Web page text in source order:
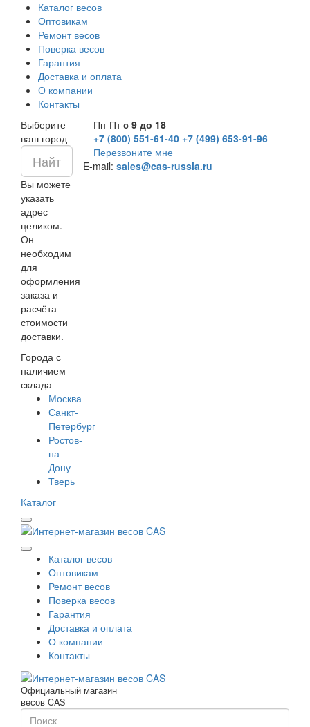
Каталог весов
Оптовикам
Ремонт весов
Поверка весов
Гарантия
Доставка и оплата
О компании
Контакты
Выберите
ваш город
Вы можете
указать
адрес
целиком.
Он
необходим
для
оформления
заказа и
расчёта
стоимости
доставки.
Города с
наличием
склада
Москва
Санкт-
Петербург
Ростов-
на-
Дону
Тверь
Пн-Птс 9 до 18
+7 (800) 551-61-40 +7 (499) 653-91-96
Перезвоните мне
E-mail: sales@cas-russia.ru
Каталог
Каталог весов
Оптовикам
Ремонт весов
Поверка весов
Гарантия
Доставка и оплата
О компании
Контакты
Официальный магазин
весов CAS